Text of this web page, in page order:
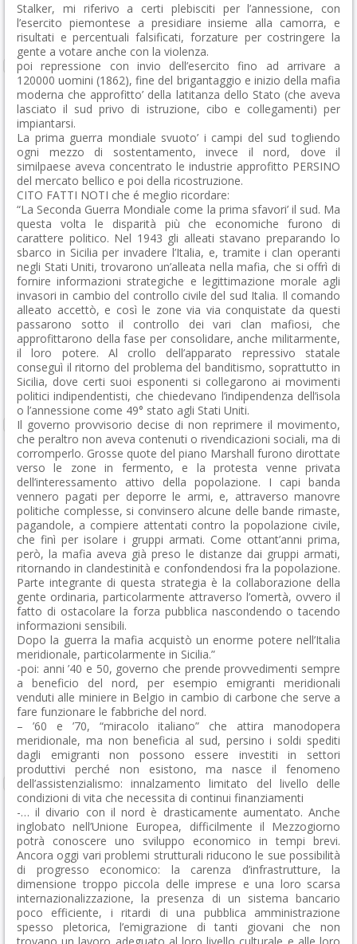
Stalker, mi riferivo a certi plebisciti per l’annessione, con
l’esercito piemontese a presidiare insieme alla camorra, e
risultati e percentuali falsificati, forzature per costringere la
gente a votare anche con la violenza.
poi repressione con invio dell’esercito fino ad arrivare a
120000 uomini (1862), fine del brigantaggio e inizio della mafia
moderna che approfitto’ della latitanza dello Stato (che aveva
lasciato il sud privo di istruzione, cibo e collegamenti) per
impiantarsi.
La prima guerra mondiale svuoto’ i campi del sud togliendo
ogni mezzo di sostentamento, invece il nord, dove il
similpaese aveva concentrato le industrie approfitto PERSINO
del mercato bellico e poi della ricostruzione.
CITO FATTI NOTI che é meglio ricordare:
“La Seconda Guerra Mondiale come la prima sfavori’ il sud. Ma
questa volta le disparità più che economiche furono di
carattere politico. Nel 1943 gli alleati stavano preparando lo
sbarco in Sicilia per invadere l’Italia, e, tramite i clan operanti
negli Stati Uniti, trovarono un’alleata nella mafia, che si offrì di
fornire informazioni strategiche e legittimazione morale agli
invasori in cambio del controllo civile del sud Italia. Il comando
alleato accettò, e così le zone via via conquistate da questi
passarono sotto il controllo dei vari clan mafiosi, che
approfittarono della fase per consolidare, anche militarmente,
il loro potere. Al crollo dell’apparato repressivo statale
conseguì il ritorno del problema del banditismo, soprattutto in
Sicilia, dove certi suoi esponenti si collegarono ai movimenti
politici indipendentisti, che chiedevano l’indipendenza dell’isola
o l’annessione come 49° stato agli Stati Uniti.
Il governo provvisorio decise di non reprimere il movimento,
che peraltro non aveva contenuti o rivendicazioni sociali, ma di
corromperlo. Grosse quote del piano Marshall furono dirottate
verso le zone in fermento, e la protesta venne privata
dell’interessamento attivo della popolazione. I capi banda
vennero pagati per deporre le armi, e, attraverso manovre
politiche complesse, si convinsero alcune delle bande rimaste,
pagandole, a compiere attentati contro la popolazione civile,
che finì per isolare i gruppi armati. Come ottant’anni prima,
però, la mafia aveva già preso le distanze dai gruppi armati,
ritornando in clandestinità e confondendosi fra la popolazione.
Parte integrante di questa strategia è la collaborazione della
gente ordinaria, particolarmente attraverso l’omertà, ovvero il
fatto di ostacolare la forza pubblica nascondendo o tacendo
informazioni sensibili.
Dopo la guerra la mafia acquistò un enorme potere nell’Italia
meridionale, particolarmente in Sicilia.”
-poi: anni ’40 e 50, governo che prende provvedimenti sempre
a beneficio del nord, per esempio emigranti meridionali
venduti alle miniere in Belgio in cambio di carbone che serve a
fare funzionare le fabbriche del nord.
– ’60 e ’70, “miracolo italiano” che attira manodopera
meridionale, ma non beneficia al sud, persino i soldi spediti
dagli emigranti non possono essere investiti in settori
produttivi perché non esistono, ma nasce il fenomeno
dell’assistenzialismo: innalzamento limitato del livello delle
condizioni di vita che necessita di continui finanziamenti
-… il divario con il nord è drasticamente aumentato. Anche
inglobato nell’Unione Europea, difficilmente il Mezzogiorno
potrà conoscere uno sviluppo economico in tempi brevi.
Ancora oggi vari problemi strutturali riducono le sue possibilità
di progresso economico: la carenza d’infrastrutture, la
dimensione troppo piccola delle imprese e una loro scarsa
internazionalizzazione, la presenza di un sistema bancario
poco efficiente, i ritardi di una pubblica amministrazione
spesso pletorica, l’emigrazione di tanti giovani che non